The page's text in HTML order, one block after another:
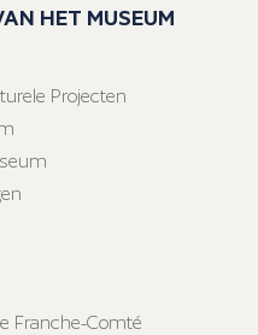
HET MUSEUM
Projecten
Franche-Comté